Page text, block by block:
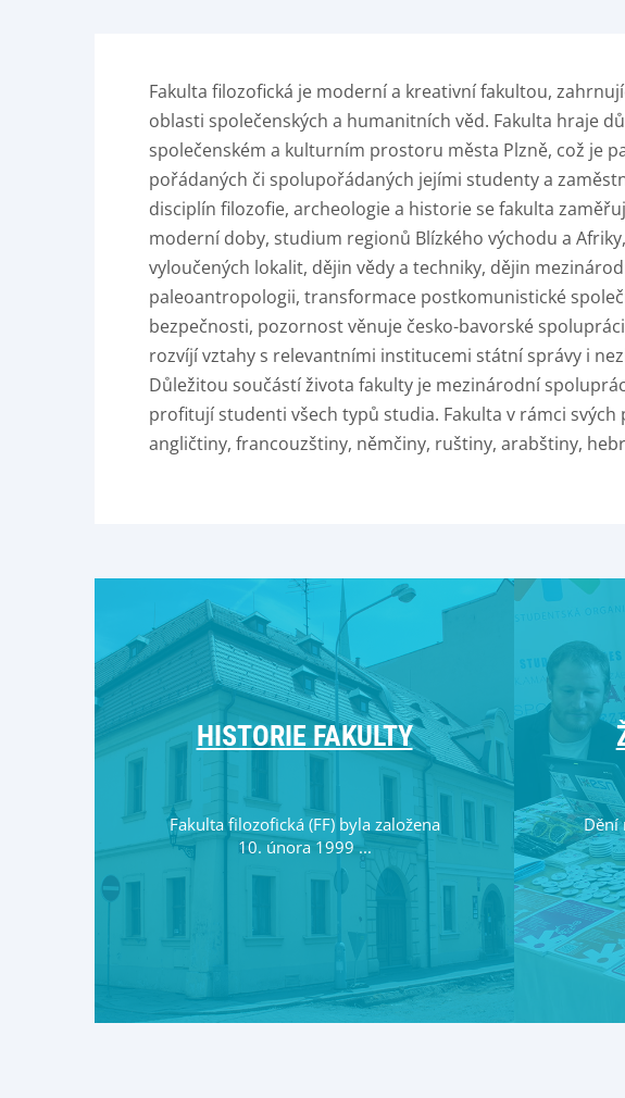
Fakulta filozofická je moderní a kreativní fakultou,
oblasti společenských a humanitních věd. Fakulta hraje
společenském a kulturním prostoru města Plzně, což je
pořádaných či spolupořádaných jejími studenty a
disciplín filozofie, archeologie a historie se fakulta
moderní doby, studium regionů Blízkého východu a
vyloučených lokalit, dějin vědy a techniky, dějin
paleoantropologii, transformace postkomunistické
bezpečnosti, pozornost věnuje česko-bavorské
rozvíjí vztahy s relevantními institucemi státní správy i
Důležitou součástí života fakulty je mezinárodní
profitují studenti všech typů studia. Fakulta v rámci
angličtiny, francouzštiny, němčiny, ruštiny, arabštiny,
HISTORIE FAKULTY
Fakulta filozofická (FF) byla založena
10. února 1999 ...
Dění